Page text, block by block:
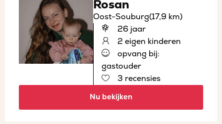
Rosan
Oost-Souburg(17,9 km)
26 jaar
2 eigen kinderen
opvang bij:
gastouder
3 recensies
Nu bekijken